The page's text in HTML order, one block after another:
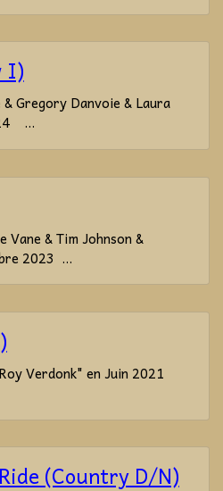
I)
Gregory Danvoie & Laura
...
Vane & Tim Johnson &
2023 ...
Verdonk" en Juin 2021
(Country D/N)